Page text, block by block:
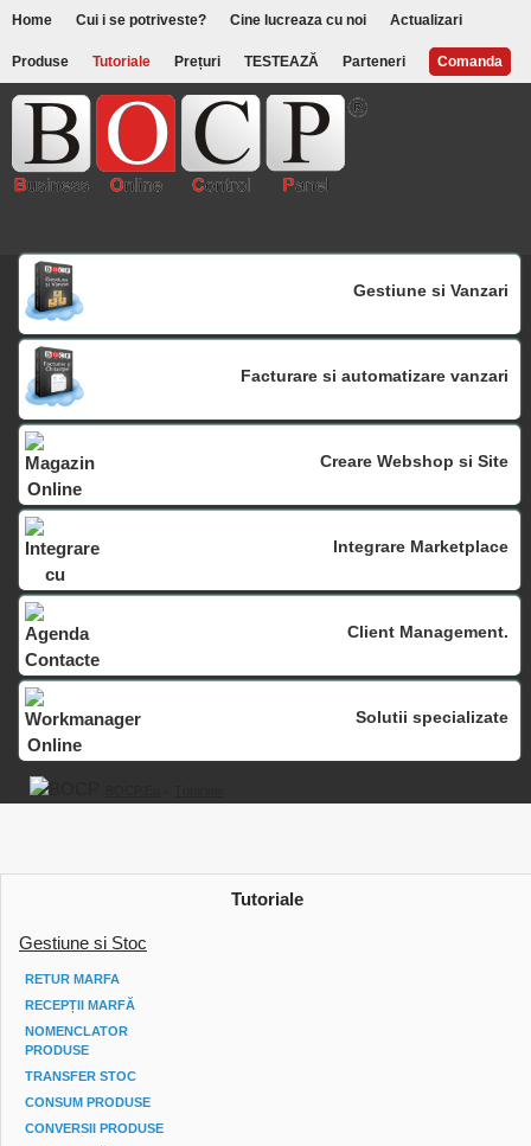
Home Cui i se potriveste? Cine lucreaza cu noi Actualizari
Produse Tutoriale Prețuri TESTEAZĂ Parteneri Comanda
Gestiune si Vanzari
Facturare si automatizare vanzari
Creare Webshop si Site
Integrare Marketplace
Client Management.
Solutii specializate
Tutoriale
Gestiune si Stoc
RETUR MARFA
RECEPȚII MARFĂ
NOMENCLATOR
PRODUSE
TRANSFER STOC
CONSUM PRODUSE
CONVERSII PRODUSE